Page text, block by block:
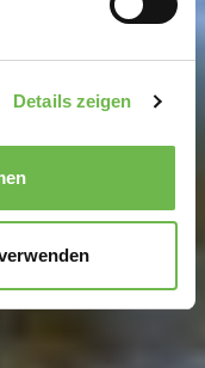
Daten
Website zu
unserer Arbeit
Google und
ankreuzen und
Details zeigen